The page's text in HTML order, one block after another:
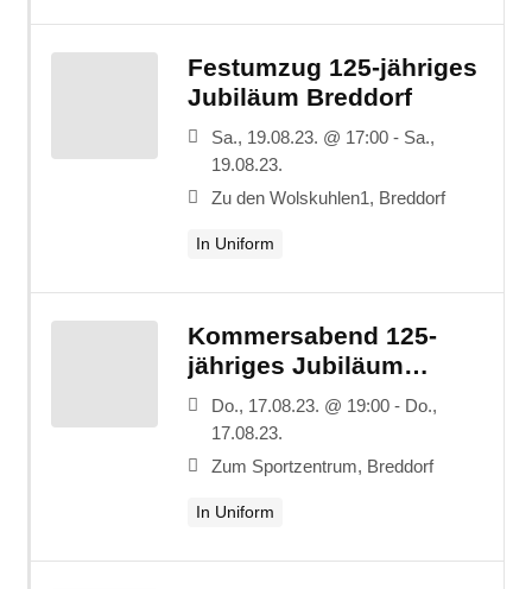
Festumzug 125-jähriges
Jubiläum Breddorf
Sa., 19.08.23. @ 17:00 - Sa.,
19.08.23.
Zu den Wolskuhlen1, Breddorf
In Uniform
Kommersabend 125-
jähriges Jubiläum
Breddorf
Do., 17.08.23. @ 19:00 - Do.,
17.08.23.
Zum Sportzentrum, Breddorf
In Uniform